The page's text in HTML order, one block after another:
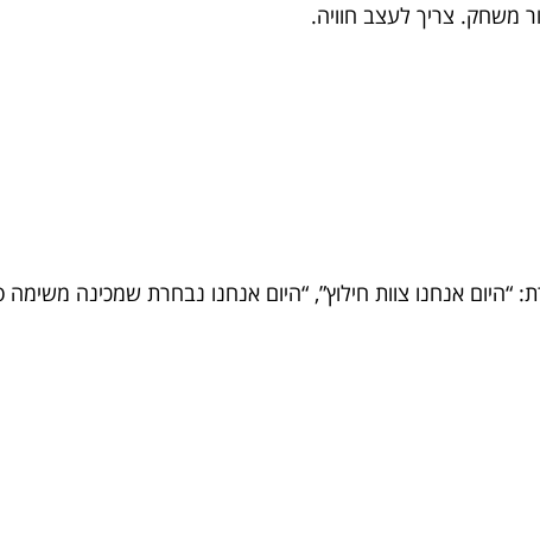
משחק. צריך לעצב חוויה.
אנחנו צוות חילוץ”, “היום אנחנו נבחרת שמכינה משימה